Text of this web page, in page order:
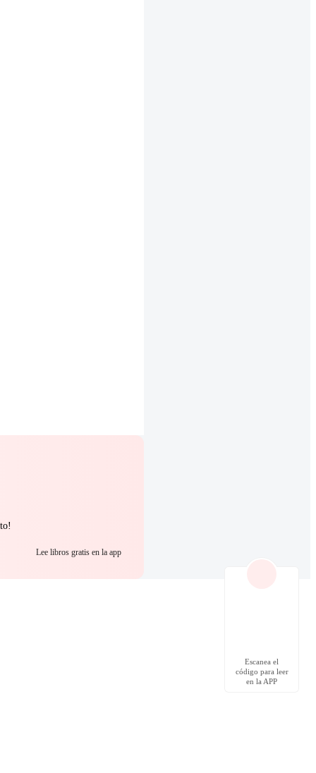
Lee libros gratis en la app
Escanea el
código para leer
en la APP